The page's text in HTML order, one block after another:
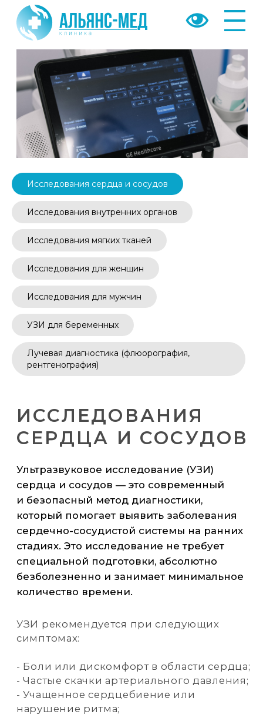
Назад
Исследования сердца и сосудов
Исследования внутренних органов
Исследования мягких тканей
Исследования для женщин
Исследования для мужчин
УЗИ для беременных
Лучевая диагностика (флюорография,
рентгенография)
ИССЛЕДОВАНИЯ
СЕРДЦА И СОСУДОВ
УЗИ рекомендуется при следующих
- Боли или дискомфорт в области сердца;
- Частые скачки артериального давления;
- Учащенное сердцебиение или
нарушение ритма;
- Одышка без видимых причин;
- Отечность конечностей или лица;
- Головные боли, головокружения;
- Сложности при физической нагрузке.
Кроме того, УЗИ сердца и сосудов может
быть назначено для контроля лечения,
рамках профилактики.
Ультразвуковое исследование (УЗИ)
сердца и сосудов — это современный
и безопасный метод диагностики,
который помогает выявить заболевания
сердечно-сосудистой системы на ранних
безболезненно и занимает минимальное
количество времени.
от 835 р
записаться на УЗИ
+7 (3496) 45-10-01
ул. 60 лет СССР, д.72 «A»